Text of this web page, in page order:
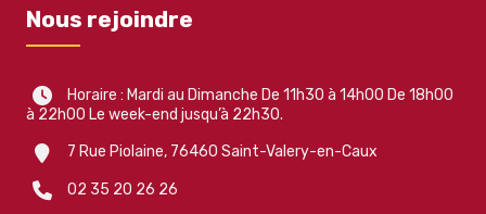
Nous rejoindre
Horaire : Mardi au Dimanche De 11h30 à 14h00 De 18h00
à 22h00 Le week-end jusqu’à 22h30.
7 Rue Piolaine, 76460 Saint-Valery-en-Caux
02 35 20 26 26